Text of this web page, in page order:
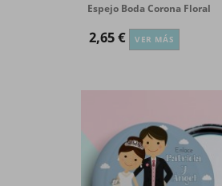
Espejo Boda Corona Floral
2,65 € VER MÁS